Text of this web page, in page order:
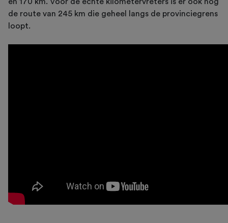
de route van 245 km die geheel langs de provinciegrens
loopt.